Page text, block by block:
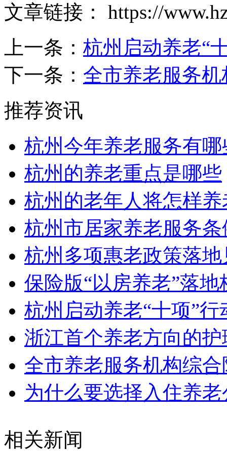
文章链接： https://
上一条： 杭州启动养老“
下一条： 全市养老服务
推荐资讯
杭州今年养老服务有
杭州的养老重点是哪些
杭州的老年人将怎样养
杭州市居家养老服务条
杭州多项惠老政策落
保险版“以房养老”落地
杭州启动养老“十项”行
浙江首个养老方向的
全市养老服务机构综
为什么要选择入住养
相关新闻